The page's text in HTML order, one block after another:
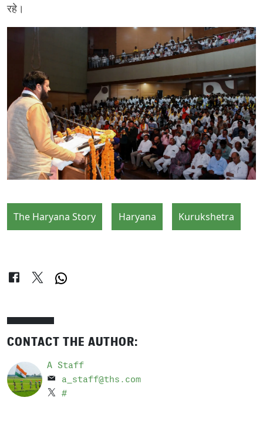
रहे।
The Haryana Story Haryana Kurukshetra
CONTACT THE AUTHOR:
A Staff
a_staff@ths.com
#